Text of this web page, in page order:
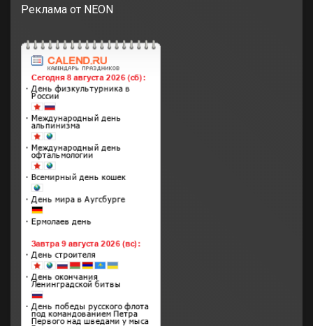
Реклама от NEON